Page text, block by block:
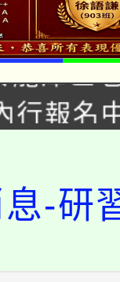
、30在
龍潭區
行報名
動會8/
舉行。
享有免
-研